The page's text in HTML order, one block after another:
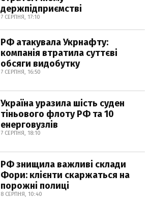
держпідприємстві
7 СЕРПНЯ, 17:10
РФ атакувала Укрнафту:
компанія втратила суттєві
обсяги видобутку
7 СЕРПНЯ, 16:50
Україна уразила шість суден
тіньового флоту РФ та 10
енерговузлів
7 СЕРПНЯ, 18:10
РФ знищила важливі склади
Фори: клієнти скаржаться на
порожні полиці
8 СЕРПНЯ, 10:40